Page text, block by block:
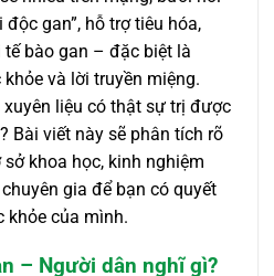
gan”, hỗ trợ tiêu hóa,
bào gan – đặc biệt là
và lời truyền miệng.
liệu có thật sự trị được
Bài viết này sẽ phân tích rõ
khoa học, kinh nghiệm
gia để bạn có quyết
khỏe của mình.
– Người dân nghĩ gì?